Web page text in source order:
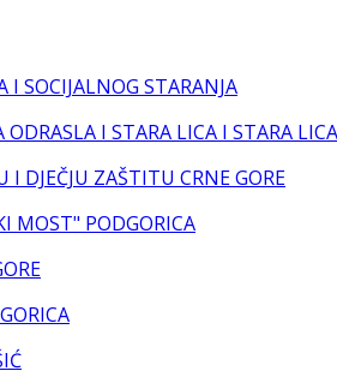
SOCIJALNOG STARANJA
I STARA LICA I STARA
I DJEČJU ZAŠTITU CRNE GORE
MOST" PODGORICA